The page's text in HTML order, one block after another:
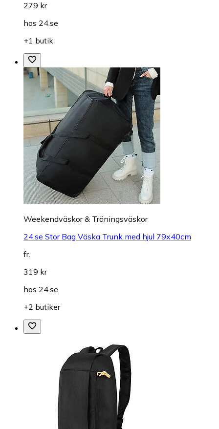
279 kr
hos 24.se
+1 butik
Weekendväskor & Träningsväskor
24.se Stor Bag Väska Trunk med hjul 79x40cm
fr.
319 kr
hos 24.se
+2 butiker